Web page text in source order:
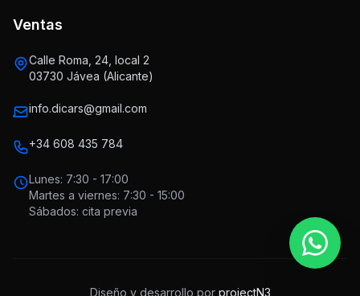
Ventas
Calle Roma, 24, local 2
03730 Jávea (Alicante)
info.dicars@gmail.com
+34 608 435 784
Lunes: 7:30 - 17:00
Martes a viernes: 7:30 - 15:00
Sábados: cita previa
Diseño y desarrollo por projectN3